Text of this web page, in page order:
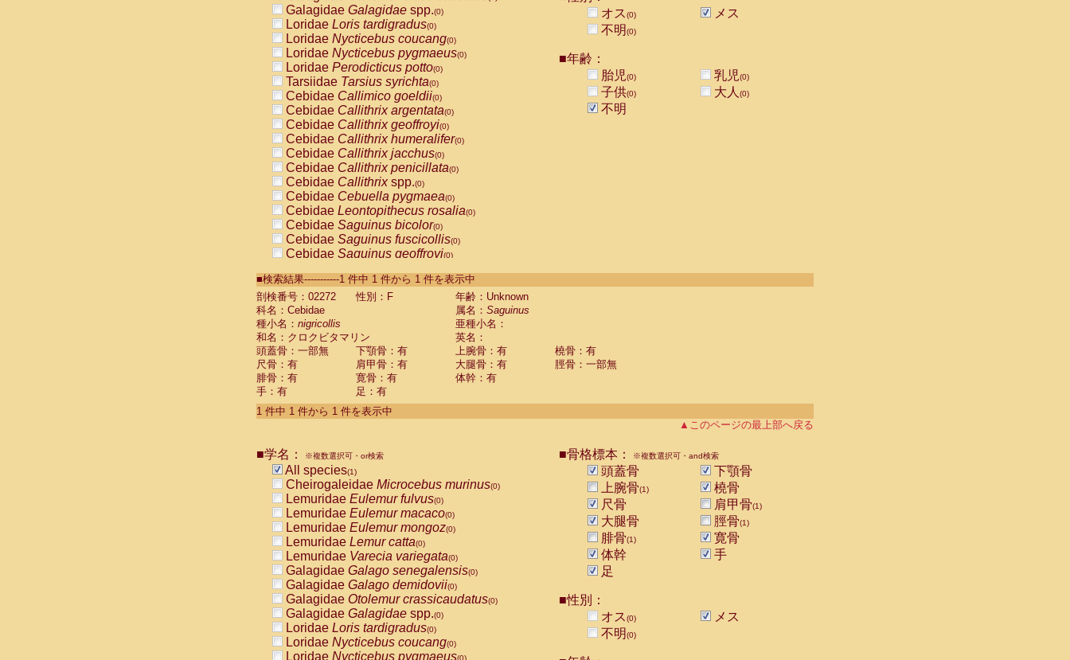
Galagidae Galagidae spp.(0)
Loridae Loris tardigradus(0)
Loridae Nycticebus coucang(0)
Loridae Nycticebus pygmaeus(0)
Loridae Perodicticus potto(0)
Tarsiidae Tarsius syrichta(0)
Cebidae Callimico goeldii(0)
Cebidae Callithrix argentata(0)
Cebidae Callithrix geoffroyi(0)
Cebidae Callithrix humeralifer(0)
Cebidae Callithrix jacchus(0)
Cebidae Callithrix penicillata(0)
Cebidae Callithrixspp.(0)
Cebidae Cebuella pygmaea(0)
Cebidae Leontopithecus rosalia(0)
Cebidae Saguinus bicolor(0)
Cebidae Saguinus fuscicollis(0)
Cebidae Saguinus geoffroyi(0)
CebidaeSaguinus labiatus(0)
Cebidae Saguinus leucopus (0)
Cebidae
CebidaeSaguinus mystax
CebidaeSaguinus nigricollis (1)
Cebidae Saguinus oedipus
Cebidae Saguinus weddelli
Cebidae Saguinusspp.
Cebidae Aotus trivirgatus
Cebidae Cebus albifrons
CebidaeCebus nigrivittatus
CebidaeCebus
CebidaeSaimiri boliviensis(0)
CebidaeSaimiri sciureus(0)
AtelidaeAlouatta caraya(0)
AtelidaeAlouatta fusca(0)
AtelidaeAlouatta seniculus
AtelidaeAlouattaspp.(0)
AtelidaeAteles belzebuth(0)
AtelidaeAteles geoffroyi(0)
AtelidaeAteles paniscus(0)
AtelidaeAtelesspp.(0)
Atelidae Lagothrix lagothricha
AtelidaeLagothrix lagothricha cana
PitheciidaeCacajao calvus rubicundus
オス(0)
メス
不明(0)
■年齢：
胎児(0) 乳児(0)
子供(0) 大人 (0)
不明
■検索結果-----------1 件中 1 件から 1 件を表示中
剖検番号：02272
性別：F
年齢：Unknown
科名：Cebidae
属名： Saguinus
種小名： nigricollis
亜種小名：
和名：クロクビタマリン
英名：
頭蓋骨：一部無
下顎骨：有 上腕骨：有
橈骨：有
尺骨：有
肩甲骨：有 大腿骨：有
脛骨：一部無
腓骨：有
寛骨：有
体幹：有
手：有
足：有
1 件中 1 件から 1 件を表示中
▲このページの最上部へ戻る
■学名： ※複数選択可・or検索
All species(1)
Cheirogaleidae Microcebus murinus(0)
Lemuridae Eulemur fulvus(0)
Lemuridae Eulemur macaco(0)
Lemuridae Eulemur mongoz(0)
Lemuridae Lemur catta(0)
Lemuridae Varecia variegata(0)
Galagidae Galago senegalensis(0)
Galagidae Galago demidovii(0)
Galagidae Otolemur crassicaudatus(0)
Galagidae Galagidae spp.(0)
Loridae Loris tardigradus(0)
Loridae Nycticebus coucang(0)
Loridae Nycticebus pygmaeus(0)
■骨格標本： ※複数選択可・and検索
頭蓋骨
下顎骨
上腕骨(1)
橈骨
尺骨
肩甲骨(1)
大腿骨 脛骨(1)
腓骨(1)
寛骨
体幹
手
足
■性別：
オス(0)
メス
不明(0)